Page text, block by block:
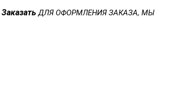
Заказать ДЛЯ ОФОРМЛЕНИЯ ЗАКАЗА, МЫ